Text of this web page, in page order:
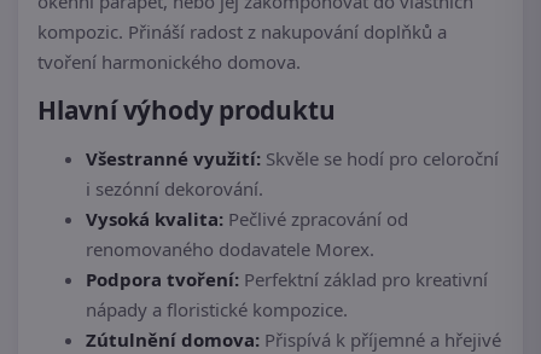
kompozic. Přináší radost z nakupování doplňků a
tvoření harmonického domova.
Hlavní výhody produktu
Všestranné využití: Skvěle se hodí pro celoroční
i sezónní dekorování.
Vysoká kvalita: Pečlivé zpracování od
renomovaného dodavatele Morex.
Podpora tvoření: Perfektní základ pro kreativní
nápady a floristické kompozice.
Zútulnění domova: Přispívá k příjemné a hřejivé